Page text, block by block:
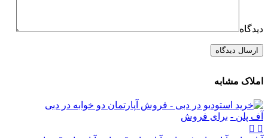
دیدگاه
املاک مشابه
آف پلن - برای فروش